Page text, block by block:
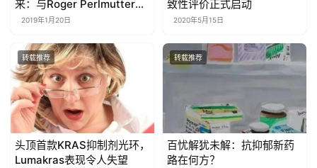
来：与Roger Perlmutter博
士的对话
2019年1月20日
致性评价正式启动
2020年5月15日
转载推荐
头顶首款KRAS抑制剂光环，
Lumakras表现令人失望
转载推荐
百忧解犹未解：抗抑郁新药
路在何方？